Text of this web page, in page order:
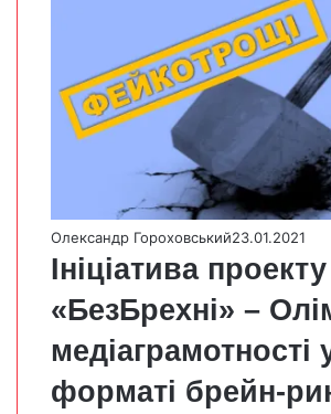
Олександр Гороховський23.01.2021
Ініціатива проекту
«БезБрехні» –
медіаграмотності
форматі брейн-